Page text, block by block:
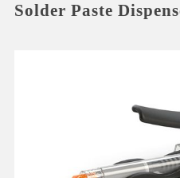
Solder Paste